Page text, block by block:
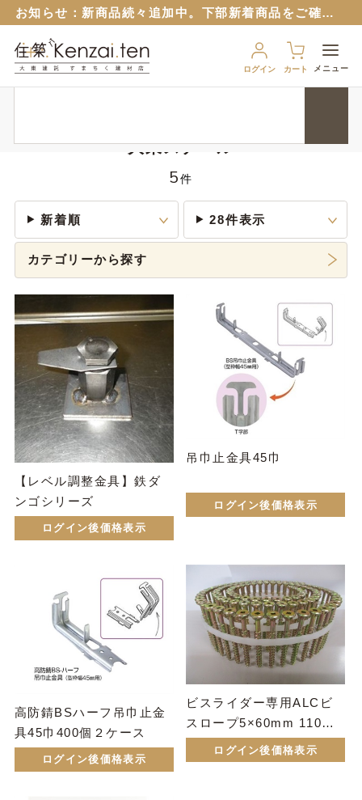
お知らせ： 新商品続々追加中。下部新着商品をご確認ください。
６月１２日からブルーシート販売再開！（８月から値上予定）
９月１７日から、匠ポインとすまちくポイントに連携できるようになりました。 詳細は以下のバナーをクリック！
ログイン カート メニュー
大東スチール
5件
新着順 28件表示
カテゴリーから探す
【レベル調整金具】鉄ダ
ンゴシリーズ
ログイン後価格表示
吊巾止金具45巾
ログイン後価格表示
高防錆BSハーフ吊巾止金
具45巾400個２ケース
ログイン後価格表示
ビスライダー専用ALCビ
スロープ5×60mm 110本×
24ロール (2640本)
ログイン後価格表示